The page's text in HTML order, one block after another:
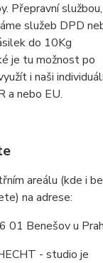
Přepravní službou,
služeb DPD
do 10Kg
je tu možnost po
i naši
a nebo EU.
areálu (kde i
na adrese:
01 Benešov u
- studio je